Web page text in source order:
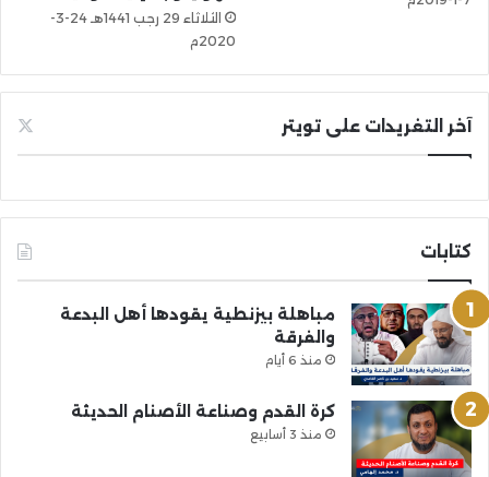
الثلاثاء 29 رجب 1441هـ 24-3-
2020م
آخر التغريدات على تويتر
كتابات
مباهلة بيزنطية يقودها أهل البدعة
والفرقة
منذ 6 أيام
كرة القدم وصناعة الأصنام الحديثة
منذ 3 أسابيع